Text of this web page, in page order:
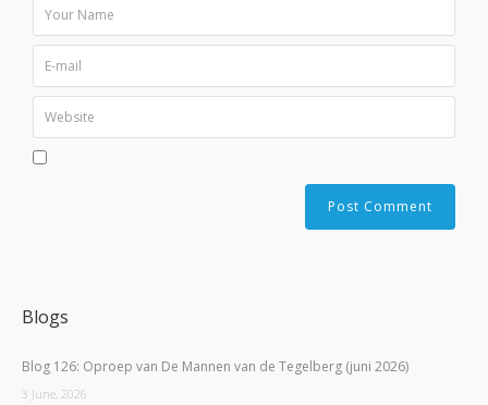
Blogs
Blog 126: Oproep van De Mannen van de Tegelberg (juni 2026)
3 June, 2026